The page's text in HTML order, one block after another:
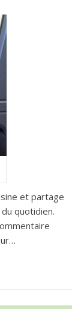
et partage
quotidien.